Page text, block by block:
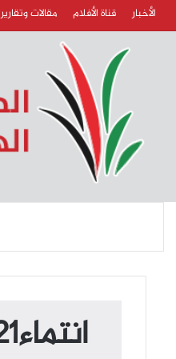
الأخبار قناة الأفلام مقالات وتقارير
انتماء2021: السيد مصطفى ابو خديجة، رئيس نادي اتحاد الرصيفة،الاردن